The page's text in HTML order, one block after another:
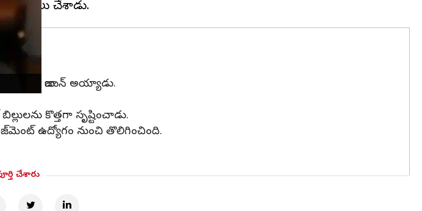
మేనేజర్‌గా జాయిన్ అయ్యాడు.
కొత్తగా సృష్టించాడు.
ఉద్యోగం నుంచి తొలిగించింది.
చేశారు